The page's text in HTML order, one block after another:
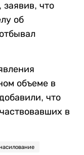
что
об
объеме в
что
в